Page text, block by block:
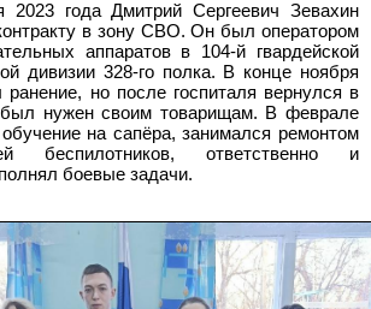
2023 года Дмитрий Сергеевич Зевахин
в зону СВО. Он был оператором
аппаратов в 104-й гвардейской
дивизии 328-го полка. В конце ноября
ранение, но после госпиталя вернулся в
был нужен своим товарищам. В феврале
на сапёра, занимался ремонтом
беспилотников, ответственно и
боевые задачи.